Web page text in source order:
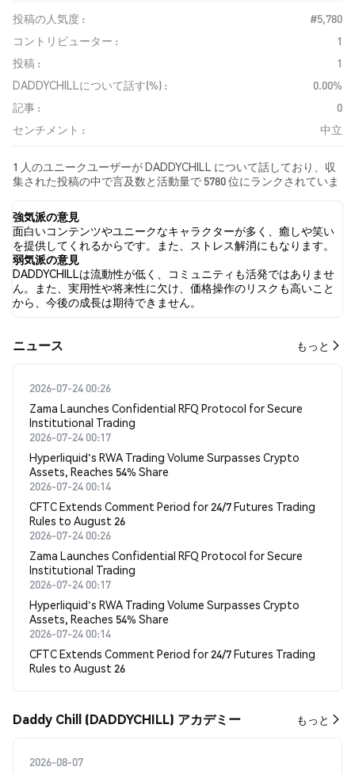
投稿の人気度 :
#5,780
コントリビューター :
1
投稿 :
1
DADDYCHILLについて話す(%) :
0.00%
記事 :
0
センチメント :
中立
1 人のユニークユーザーが DADDYCHILL について話しており、収
集された投稿の中で言及数と活動量で 5780 位にランクされていま
DADDYCHILL への感情は 中立 でした。 最後に、DADDYCHILL に
関するニュース記事が 0 件公開されました。 Twitterでは、0.00%
のツイートが強気の感情を示し、0.00% のツイートが弱気の感情
を示しました。 100.00% のツイートは DADDYCHILL に対して中立
的でした。 これらの感情分析は 4 件のツイートに基づいていま
す。
強気派の意見
面白いコンテンツやユニークなキャラクターが多く、癒しや笑い
を提供してくれるからです。また、ストレス解消にもなります。
弱気派の意見
DADDYCHILLは流動性が低く、コミュニティも活発ではありませ
ん。また、実用性や将来性に欠け、価格操作のリスクも高いこと
から、今後の成長は期待できません。
​​ニュース​​ もっと
2026-07-24 00:26
Zama Launches Confidential RFQ Protocol for Secure
Institutional Trading
2026-07-24 00:17
Hyperliquid's RWA Trading Volume Surpasses Crypto
Assets, Reaches 54% Share
2026-07-24 00:14
CFTC Extends Comment Period for 24/7 Futures Trading
Rules to August 26
2026-07-24 00:26
Zama Launches Confidential RFQ Protocol for Secure
Institutional Trading
2026-07-24 00:17
Hyperliquid's RWA Trading Volume Surpasses Crypto
Assets, Reaches 54% Share
2026-07-24 00:14
CFTC Extends Comment Period for 24/7 Futures Trading
Rules to August 26
Daddy Chill (DADDYCHILL) アカデミー もっと
2026-08-07